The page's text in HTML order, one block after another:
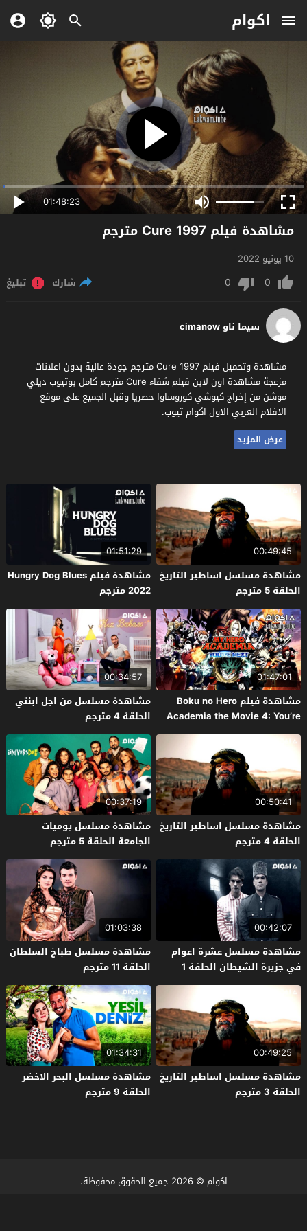
اكوام
01:48:23
مشاهدة فيلم Cure 1997 مترجم
10 يونيو 2022
0
0 شارك تبليغ
سيما ناو cimanow
مشاهدة وتحميل فيلم Cure 1997 مترجم جودة عالية بدون اعلانات
مزعجة مشاهدة اون لاين فيلم شفاء Cure مترجم كامل يوتيوب ديلي
موشن من إخراج كيوشي كوروساوا حصريا وقبل الجميع على موقع
الافلام العربي الاول اكوام تيوب.
عرض المزيد
00:49:45
مشاهدة مسلسل اساطير التاريخ
الحلقة 5 مترجم
01:51:29
مشاهدة فيلم Hungry Dog Blues
2022 مترجم
01:47:01
مشاهدة فيلم Boku no Hero
Academia the Movie 4: You’re
Next 2024 مترجم
00:34:57
مشاهدة مسلسل من اجل ابنتي
الحلقة 4 مترجم
00:50:41
مشاهدة مسلسل اساطير التاريخ
الحلقة 4 مترجم
00:37:19
مشاهدة مسلسل يوميات
الجامعة الحلقة 5 مترجم
00:42:07
مشاهدة مسلسل عشرة اعوام
في جزيرة الشيطان الحلقة 1
مترجم
01:03:38
مشاهدة مسلسل طباخ السلطان
الحلقة 11 مترجم
00:49:25
مشاهدة مسلسل اساطير التاريخ
الحلقة 3 مترجم
01:34:31
مشاهدة مسلسل البحر الاخضر
الحلقة 9 مترجم
اكوام © 2026 جميع الحقوق محفوظة.